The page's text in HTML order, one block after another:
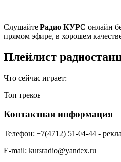
Cлушайте Радио КУРС онлайн
прямом эфире, в хорошем
Плейлист
Что сейчас играет:
Топ треков
Контактная информация
Телефон: +7(4712) 51-04-44 -
E-mail: kursradio@yandex.ru